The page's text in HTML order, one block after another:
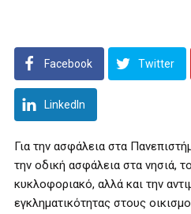
Facebook Twitter
LinkedIn
Για την ασφάλεια στα
την οδική ασφάλεια στα νησιά,
κυκλοφοριακό, αλλά και την
εγκληματικότητας στους